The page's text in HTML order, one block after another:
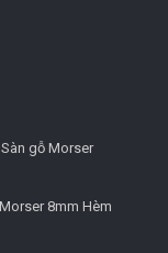
gỗ Morser
8mm Hèm